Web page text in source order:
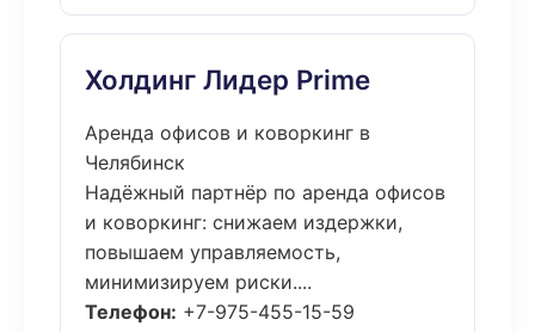
Холдинг Лидер Prime
Аренда офисов и коворкинг в
Челябинск
Надёжный партнёр по аренда офисов
и коворкинг: снижаем издержки,
повышаем управляемость,
минимизируем риски....
Телефон: +7-975-455-15-59